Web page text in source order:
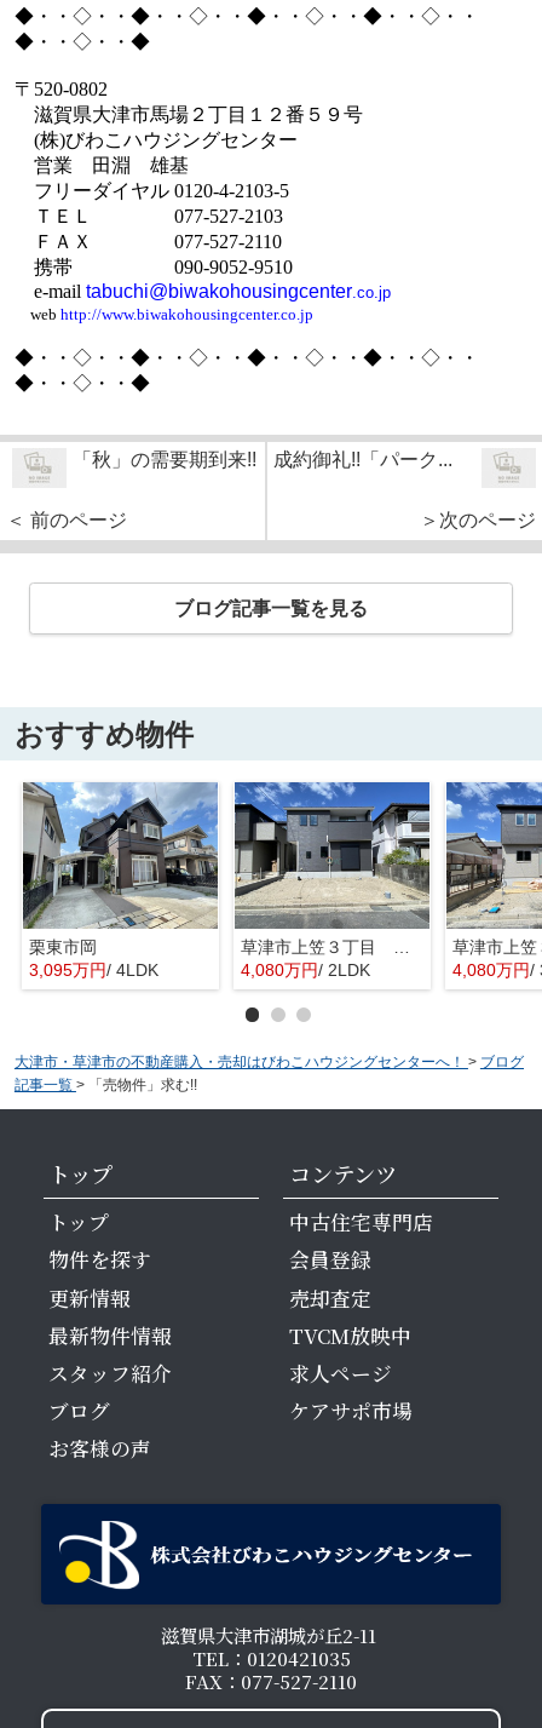
◆・・◇・・◆・・◇・・◆・・◇・・◆・・◇・・
◆・・◇・・◆
〒 520-0802
滋賀県大津市馬場２丁目１２番５９号
(株)びわこハウジングセンター
営業 田淵 雄基
フリーダイヤル0120-4-2103-5
ＴＥＬ 077-527-2103
ＦＡＸ 077-527-2110
携帯
090-9052-9510
e-mail tabuchi@biwakohousingcenter.co.jp
web http://www.biwakohousingcenter.co.jp
◆・・◇・・◆・・◇・・◆・・◇・・◆・・◇・・
◆・・◇・・◆
「秋」の需要期到来!!
＜ 前のページ
成約御礼!!「パーク...
＞次のページ
ブログ記事一覧を見る
おすすめ物件
栗東市岡
3,095万円/ 4LDK
4,080万円/ 2LDK 4,080万円/
大津市・草津市の不動産購入・売却はびわこハウジングセンターへ！ > ブログ
記事一覧 > 「売物件」求む!!
トップ
トップ
物件を探す
更新情報
最新物件情報
スタッフ紹介
ブログ
お客様の声
コンテンツ
中古住宅専門店
会員登録
売却査定
TVCM放映中
求人ページ
ケアサポ市場
滋賀県大津市湖城が丘2-11
TEL：0120421035
FAX：077-527-2110